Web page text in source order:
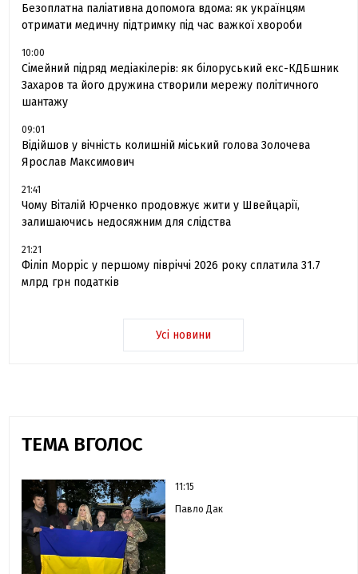
Безоплатна паліативна допомога вдома: як українцям
отримати медичну підтримку під час важкої хвороби
10:00
Сімейний підряд медіакілерів: як білоруський екс-КДБшник
Захаров та його дружина створили мережу політичного
шантажу
09:01
Відійшов у вічність колишній міський голова Золочева
Ярослав Максимович
21:41
Чому Віталій Юрченко продовжує жити у Швейцарії,
залишаючись недосяжним для слідства
21:21
Філіп Морріс у першому півріччі 2026 року сплатила 31.7
млрд грн податків
Усі новини
ТЕМА ВГОЛОС
11:15
Павло Дак